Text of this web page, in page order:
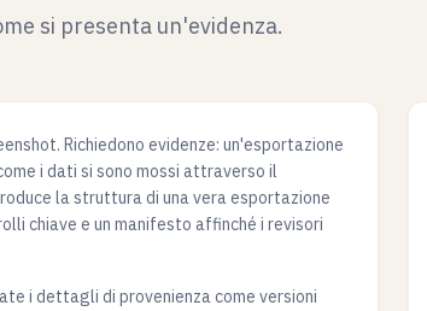
si presenta un'evidenza.
Richiedono evidenze: un'esportazione
i dati si sono mossi attraverso il
la struttura di una vera esportazione
chiave e un manifesto affinché i revisori
i dettagli di provenienza come versioni